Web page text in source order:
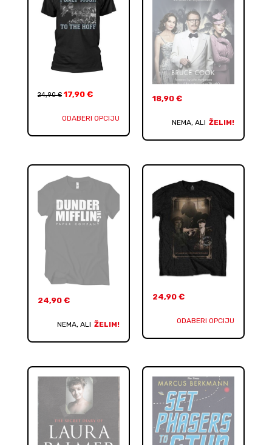
24,90€ 17,90 €
ODABERI OPCIJU
18,90 €
NEMA, ALI ŽELIM!
24,90 €
NEMA, ALI ŽELIM!
24,90 €
ODABERI OPCIJU